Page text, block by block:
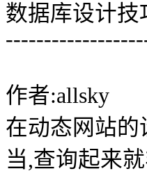
数据库设计技
作者:allsky
在动态网站
当,查询起来